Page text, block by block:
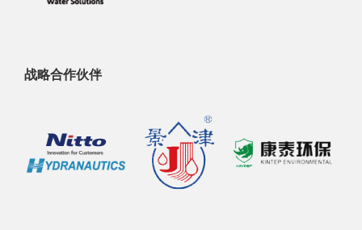
战略合作伙伴